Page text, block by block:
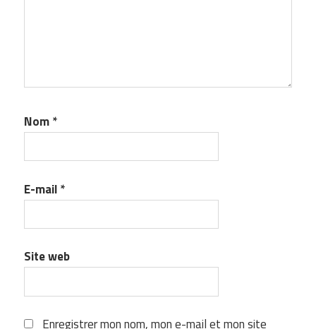
Nom*
E-mail*
Site web
Enregistrer mon nom, mon e-mail et mon site